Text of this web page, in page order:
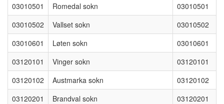
03010501
Romedal sokn
03010501
03010502
Vallset sokn
03010502
03010601
Løten sokn
03010601
03120101
Vinger sokn
03120101
03120102
Austmarka sokn
03120102
03120201
Brandval sokn
03120201